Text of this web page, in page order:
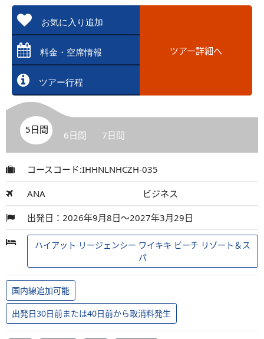
お気に入り追加
料金・空席情報
ツアー行程
ツアー詳細へ
5日間 6日間 7日間
コースコード:IHHNLNHCZH-035
ANA ビジネス
出発日：2026年9月8日～2027年3月29日
ハイアット リージェンシー ワイキキ ビーチ リゾート＆ス
パ
国内線追加可能
出発日30日前または40日前から取消料発生